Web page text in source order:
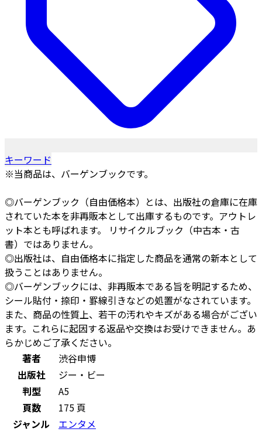
キーワード
※当商品は、バーゲンブックです。
◎バーゲンブック（自由価格本）とは、出版社の倉庫に在庫
されていた本を非再販本として出庫するものです。アウトレ
ット本とも呼ばれます。 リサイクルブック（中古本・古
書）ではありません。
◎出版社は、自由価格本に指定した商品を通常の新本として
扱うことはありません。
◎バーゲンブックには、非再販本である旨を明記するため、
シール貼付・捺印・罫線引きなどの処置がなされています。
また、商品の性質上、若干の汚れやキズがある場合がござい
ます。これらに起因する返品や交換はお受けできません。あ
らかじめご了承ください。
著者
渋谷申博
出版社
ジー・ビー
判型
A5
頁数
175 頁
ジャンル
エンタメ